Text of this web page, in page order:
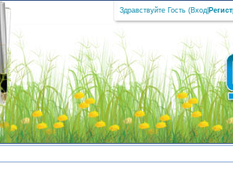
Здравствуйте Гость (Вход